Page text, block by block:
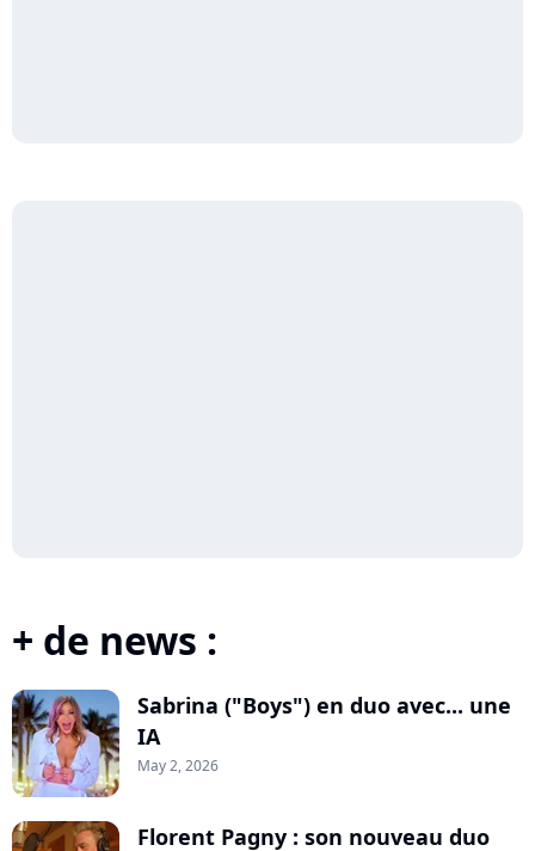
+ de news :
Sabrina ("Boys") en duo avec... une
IA
May 2, 2026
Florent Pagny : son nouveau duo